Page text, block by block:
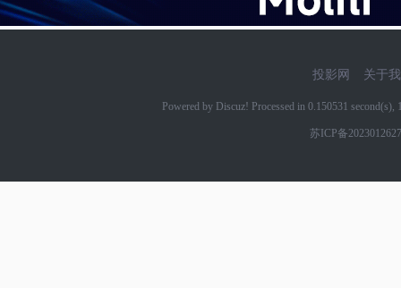
投影网 关于
Powered by Discuz! Processed in 0.150531
苏ICP备